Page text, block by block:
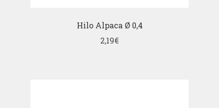
Hilo Alpaca Ø 0,4
2,19€